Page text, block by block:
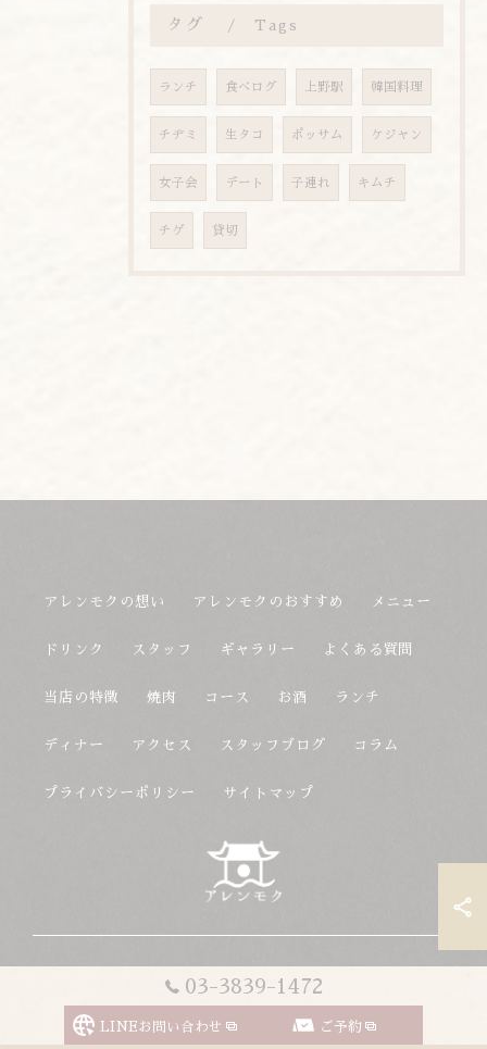
タグ Tags
ランチ 食べログ 上野駅 韓国料理
チヂミ 生タコ ポッサム ケジャン
女子会 デート 子連れ キムチ
チゲ 貸切
03-3839-1472
LINEお問い合わせ ご予約
アレンモクの想い アレンモクのおすすめ メニュー
ドリンク スタッフ ギャラリー よくある質問
当店の特徴 焼肉 コース お酒 ランチ
ディナー アクセス スタッフブログ コラム
プライバシーポリシー サイトマップ
© 2026 東京都上野駅の韓国料理ならアレンモク ALL RIGHTS